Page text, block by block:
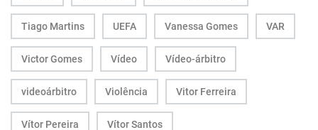
Tiago Martins UEFA Vanessa Gomes VAR
Victor Gomes Vídeo Vídeo-árbitro
videoárbitro Violência Vitor Ferreira
Vítor Pereira Vítor Santos